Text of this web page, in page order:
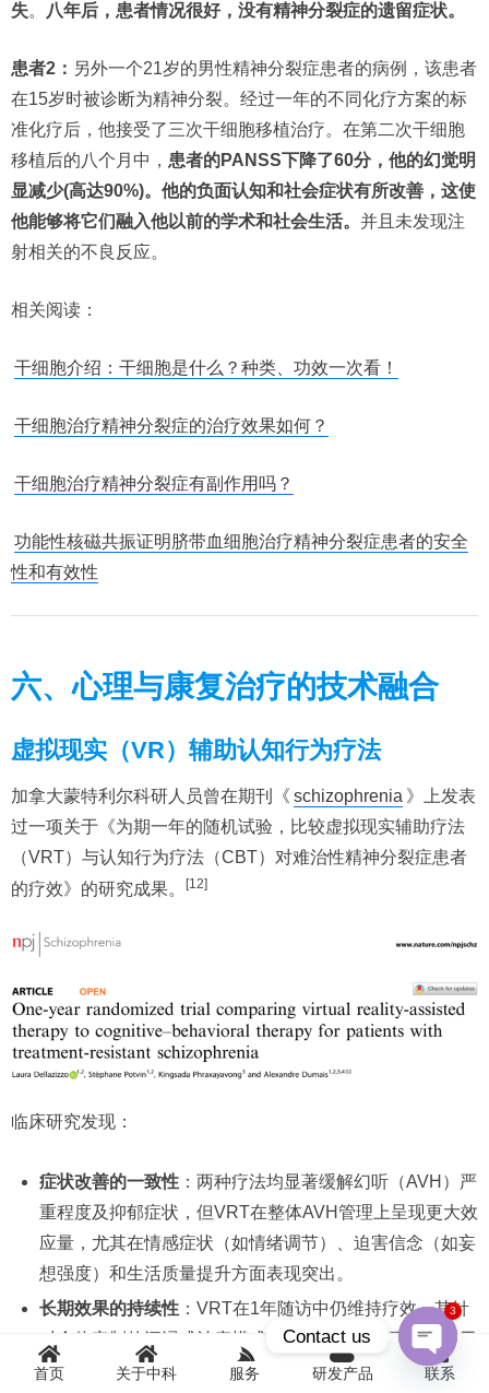
失。 八年后，患者情况很好，没有精神分裂症的遗留症状。
患者2： 另外一个21岁的男性精神分裂症患者的病例，该患者
在15岁时被诊断为精神分裂。经过一年的不同化疗方案的标
准化疗后，他接受了三次干细胞移植治疗。在第二次干细胞
移植后的八个月中， 患者的PANSS下降了60分，他的幻觉明
显减少(高达90%)。他的负面认知和社会症状有所改善，这使
他能够将它们融入他以前的学术和社会生活。 并且未发现注
射相关的不良反应。
相关阅读：
干细胞介绍：干细胞是什么？种类、功效一次看！
干细胞治疗精神分裂症的治疗效果如何？
干细胞治疗精神分裂症有副作用吗？
功能性核磁共振证明脐带血细胞治疗精神分裂症患者的安全
性和有效性
六、心理与康复治疗的技术融合
虚拟现实（VR）辅助认知行为疗法
加拿大蒙特利尔科研人员曾在期刊《 schizophrenia 》上发表
过一项关于《为期一年的随机试验，比较虚拟现实辅助疗法
（VRT）与认知行为疗法（CBT）对难治性精神分裂症患者
的疗效》的研究成果。
[12]
临床研究发现：
症状改善的一致性：两种疗法均显著缓解幻听（AVH）严
重程度及抑郁症状，但VRT在整体AVH管理上呈现更大效
应量，尤其在情感症状（如情绪调节）、迫害信念（如妄
想强度）和生活质量提升方面表现突出。
长期效果的持续性：VRT在1年随访中仍维持疗效，其针
对个体定制的沉浸式治疗模式，相比传统CBT更能精准干
预患者特异性症状（如个性化场景模拟应对策略）。
首页 关于中科 服务 研发产品 联系
Contact us
Open
chaty